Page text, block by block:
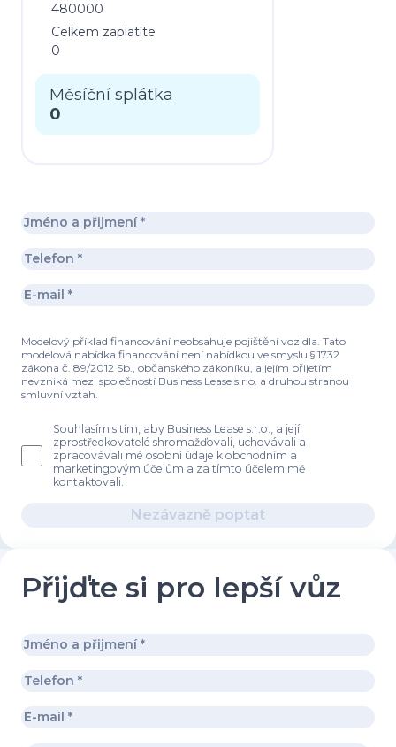
480000
Celkem zaplatíte
0
Měsíční splátka
0
Modelový příklad financování neobsahuje pojištění vozidla. Tato
modelová nabídka financování není nabídkou ve smyslu § 1732
zákona č. 89/2012 Sb., občanského zákoníku, a jejím přijetím
nevzniká mezi společností Business Lease s.r.o. a druhou stranou
smluvní vztah.
Souhlasím s tím, aby Business Lease s.r.o., a její
zprostředkovatelé shromažďovali, uchovávali a
zpracovávali mé osobní údaje k obchodním a
marketingovým účelům a za tímto účelem mě
kontaktovali.
Nezávazně poptat
Přijďte si pro lepší vůz